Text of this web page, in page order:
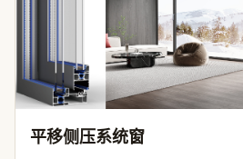
平移侧压系统窗